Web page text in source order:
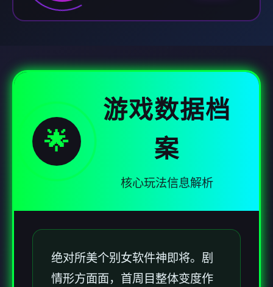
🌟
游戏数据档
案
核心玩法信息解析
绝对所美个别女软件神即将。剧
情形方面面，首周目整体变度作